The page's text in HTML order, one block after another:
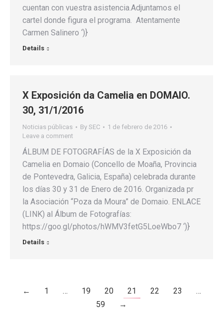
cuentan con vuestra asistencia.Adjuntamos el
cartel donde figura el programa. Atentamente
Carmen Salinero ‘)}
Details
X Exposición da Camelia en DOMAIO.
30, 31/1/2016
Noticias públicas By SEC
1 de febrero de 2016
Leave a comment
ÁLBUM DE FOTOGRAFÍAS de la X Exposición da
Camelia en Domaio (Concello de Moaña, Provincia
de Pontevedra, Galicia, España) celebrada durante
los días 30 y 31 de Enero de 2016. Organizada pr
la Asociación “Poza da Moura” de Domaio. ENLACE
(LINK) al Álbum de Fotografías:
https://goo.gl/photos/hWMV3fetG5LoeWbo7 ‘)}
Details
← 1 … 19 20 21 22 23
…
59
→